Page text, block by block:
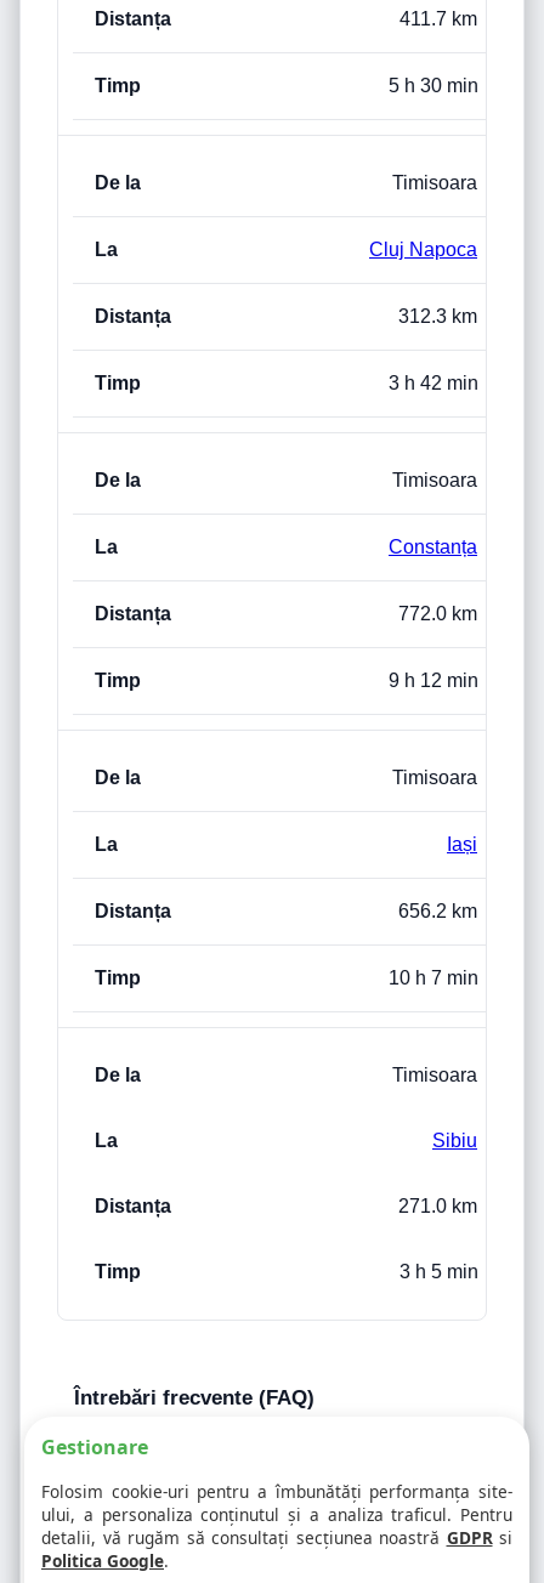
411.7 km
5 h 30 min
Timisoara
Cluj Napoca
312.3 km
3 h 42 min
Timisoara
Constanța
772.0 km
9 h 12 min
Timisoara
Iași
656.2 km
10 h 7 min
Timisoara
Sibiu
271.0 km
3 h 5 min
Întrebări frecvente (FAQ)
❓ Câți kilometri sunt între Timisoara si Sibiu ?
Timisoara si Sibiu?
❓ Ce consum de carburant este estimat pentru
traseul Timisoara - Sibiu?
Gestionare
Folosim cookie-uri pentru a îmbunătăți performanța site-
ului, a personaliza conținutul și a analiza traficul. Pentru
detalii, vă rugăm să consultați secțiunea noastră GDPRsi
Politica Google.